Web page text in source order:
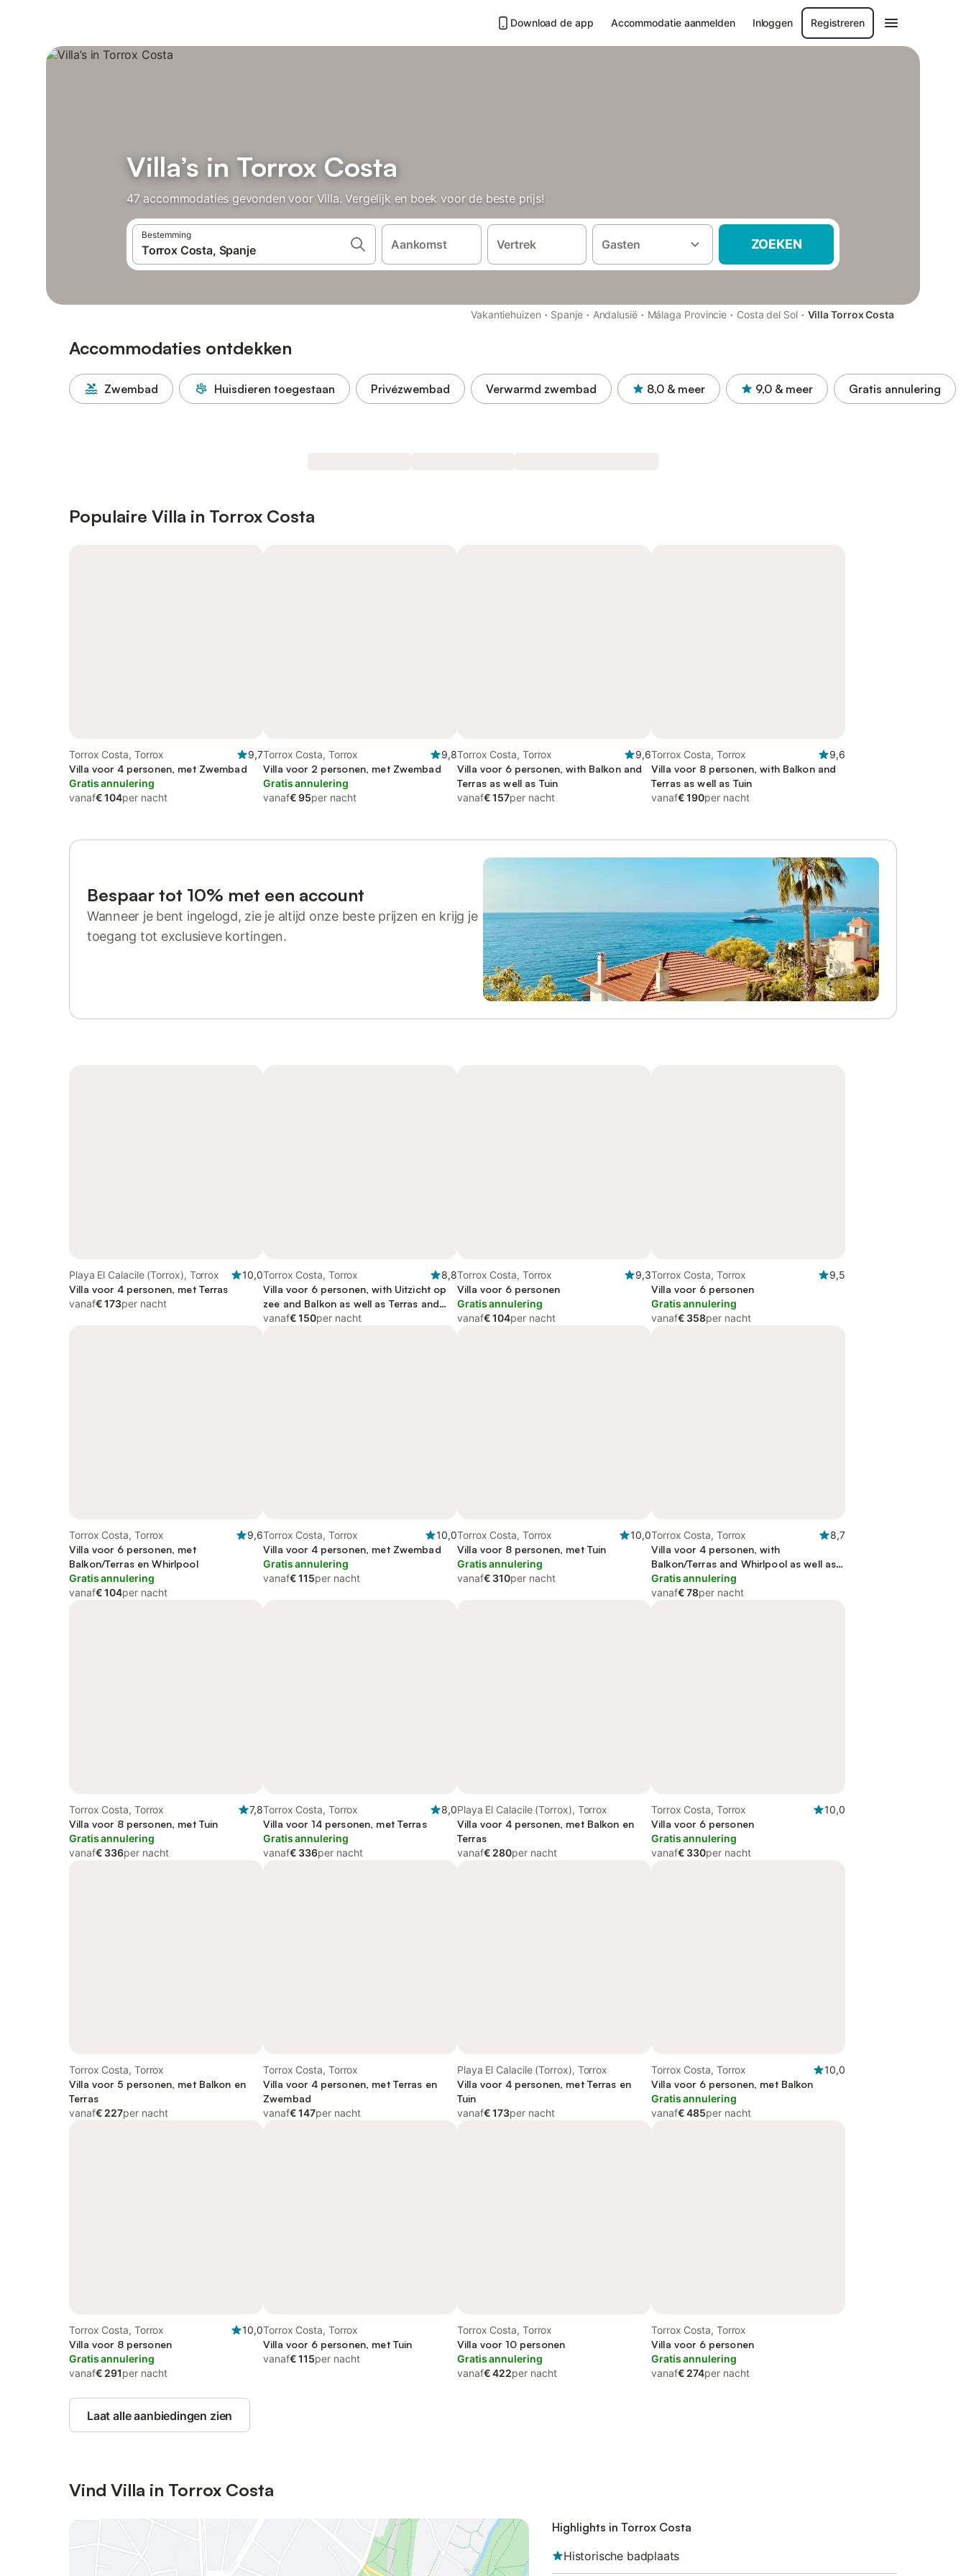
Download de app Accommodatie aanmelden Inloggen Registreren
Villa’s in Torrox Costa
47 accommodaties gevonden voor Villa. Vergelijk en boek voor de beste prijs!
Bestemming
Aankomst Vertrek Gasten ZOEKEN
Vakantiehuizen · Spanje · Andalusië · Málaga Provincie · Costa del Sol · Villa Torrox Costa
Accommodaties ontdekken
Zwembad Huisdieren toegestaan Privézwembad Verwarmd zwembad 8,0 & meer 9,0 & meer Gratis annulering
Populaire Villa in Torrox Costa
Torrox Costa, Torrox
9,7
Villa voor 4 personen, met Zwembad
Gratis annulering
vanaf€ 104per nacht
Torrox Costa, Torrox
9,8
Villa voor 2 personen, met Zwembad
Gratis annulering
vanaf€ 95per nacht
Torrox Costa, Torrox
9,6
Villa voor 6 personen, with Balkon and
Terras as well as Tuin
vanaf€ 157per nacht
Torrox Costa, Torrox
9,6
Villa voor 8 personen, with Balkon and
Terras as well as Tuin
vanaf€ 190per nacht
Bespaar tot 10% met een account
Wanneer je bent ingelogd, zie je altijd onze beste prijzen en krijg je
toegang tot exclusieve kortingen.
Playa El Calacile (Torrox), Torrox
10,0
Villa voor 4 personen, met Terras
vanaf€ 173per nacht
Torrox Costa, Torrox
8,8
Villa voor 6 personen, with Uitzicht op
zee and Balkon as well as Terras and
Tuin
vanaf€ 150per nacht
Torrox Costa, Torrox
9,3
Villa voor 6 personen
Gratis annulering
vanaf€ 104per nacht
Torrox Costa, Torrox
9,5
Villa voor 6 personen
Gratis annulering
vanaf€ 358per nacht
Torrox Costa, Torrox
9,6
Villa voor 6 personen, met
Balkon/Terras en Whirlpool
Gratis annulering
vanaf€ 104per nacht
Torrox Costa, Torrox
10,0
Villa voor 4 personen, met Zwembad
Gratis annulering
vanaf€ 115per nacht
Torrox Costa, Torrox
10,0
Villa voor 8 personen, met Tuin
Gratis annulering
vanaf€ 310per nacht
Torrox Costa, Torrox
8,7
Villa voor 4 personen, with
Balkon/Terras and Whirlpool as well as
Zwembad
Gratis annulering
vanaf€ 78per nacht
Torrox Costa, Torrox
7,8
Villa voor 8 personen, met Tuin
Gratis annulering
vanaf€ 336per nacht
Torrox Costa, Torrox
8,0
Villa voor 14 personen, met Terras
Gratis annulering
vanaf€ 336per nacht
Playa El Calacile (Torrox), Torrox
Villa voor 4 personen, met Balkon en
Terras
vanaf€ 280per nacht
Torrox Costa, Torrox
10,0
Villa voor 6 personen
Gratis annulering
vanaf€ 330per nacht
Torrox Costa, Torrox
Villa voor 5 personen, met Balkon en
Terras
vanaf€ 227per nacht
Torrox Costa, Torrox
Villa voor 4 personen, met Terras en
Zwembad
vanaf€ 147per nacht
Playa El Calacile (Torrox), Torrox
Villa voor 4 personen, met Terras en
Tuin
vanaf€ 173per nacht
Torrox Costa, Torrox
10,0
Villa voor 6 personen, met Balkon
Gratis annulering
vanaf€ 485per nacht
Torrox Costa, Torrox
10,0
Villa voor 8 personen
Gratis annulering
vanaf€ 291per nacht
Torrox Costa, Torrox
Villa voor 6 personen, met Tuin
vanaf€ 115per nacht
Torrox Costa, Torrox
Villa voor 10 personen
Gratis annulering
vanaf€ 422per nacht
Torrox Costa, Torrox
Villa voor 6 personen
Gratis annulering
vanaf€ 274per nacht
Laat alle aanbiedingen zien
Vind Villa in Torrox Costa
Highlights in Torrox Costa
Historische badplaats